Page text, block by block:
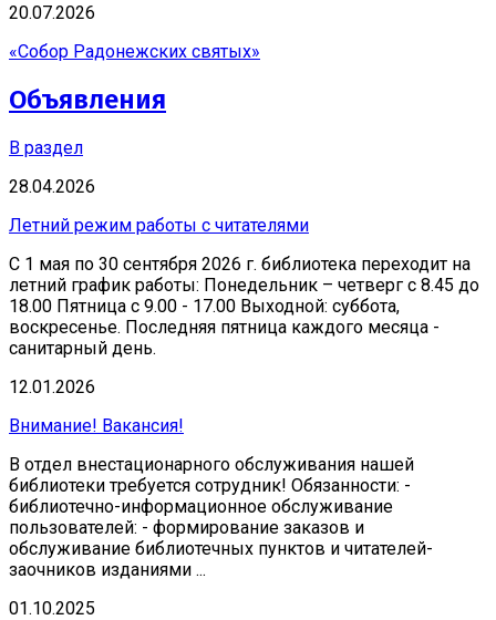
20.07.2026
«Собор Радонежских святых»
Объявления
В раздел
28.04.2026
Летний режим работы с читателями
С 1 мая по 30 сентября 2026 г. библиотека переходит на
летний график работы: Понедельник – четверг с 8.45 до
18.00 Пятница с 9.00 - 17.00 Выходной: суббота,
воскресенье. Последняя пятница каждого месяца -
санитарный день.
12.01.2026
Внимание! Вакансия!
В отдел внестационарного обслуживания нашей
библиотеки требуется сотрудник! Обязанности: -
библиотечно-информационное обслуживание
пользователей: - формирование заказов и
обслуживание библиотечных пунктов и читателей-
заочников изданиями ...
01.10.2025